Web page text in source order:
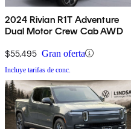
2024 Rivian R1T Adventure
Dual Motor Crew Cab AWD
$55,495 Gran oferta
Incluye tarifas de conc.